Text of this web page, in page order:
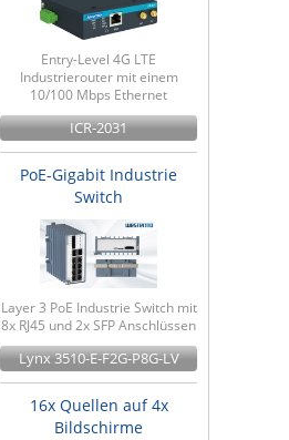
Entry-Level 4G LTE
Industrierouter mit einem
10/100 Mbps Ethernet
ICR-2031
PoE-Gigabit Industrie
Switch
Layer 3 PoE Industrie Switch mit
8x RJ45 und 2x SFP Anschlüssen
Lynx 3510-E-F2G-P8G-LV
16x Quellen auf 4x
Bildschirme